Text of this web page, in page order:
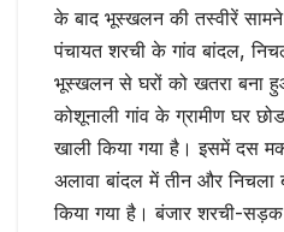
के बाद भूस्खलन की तस्वीरें
पंचायत शरची के गांव बांदल,
भूस्खलन से घरों को खतरा बना
कोशूनाली गांव के ग्रामीण घर
खाली किया गया है। इसमें दस
अलावा बांदल में तीन और निचला
किया गया है। बंजार शरची-